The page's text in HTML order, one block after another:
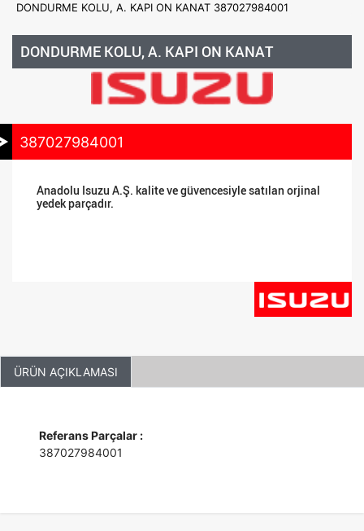
DONDURME KOLU, A. KAPI ON KANAT 387027984001
DONDURME KOLU, A. KAPI ON KANAT
387027984001
Anadolu Isuzu A.Ş. kalite ve güvencesiyle satılan orjinal
yedek parçadır.
ÜRÜN AÇIKLAMASI
Referans Parçalar :
387027984001